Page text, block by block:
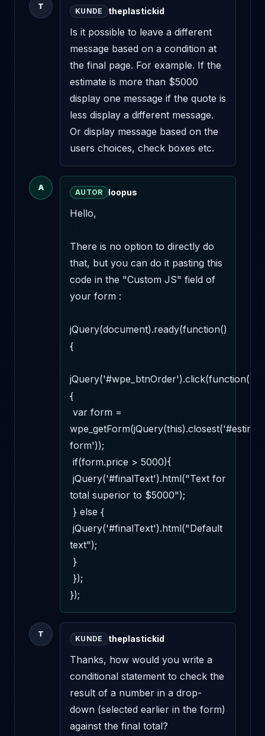
T
KUNDE theplastickid
Is it possible to leave a different
message based on a condition at
the final page. For example. If the
estimate is more than $5000
display one message if the quote is
less display a different message.
Or display message based on the
users choices, check boxes etc.
A
AUTOR loopus
Hello,
There is no option to directly do
that, but you can do it pasting this
code in the "Custom JS" field of
your form :
jQuery(document).ready(function()
{
jQuery('#wpe_btnOrder').click(function()
{
form'));
total superior to $5000");
text");
});
T
KUNDE theplastickid
Thanks, how would you write a
conditional statement to check the
result of a number in a drop-
down (selected earlier in the form)
against the final total?